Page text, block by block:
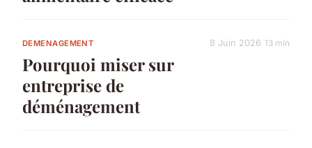
DEMENAGEMENT
Pourquoi miser sur
entreprise de
déménagement
8 Juin 2026 13 min